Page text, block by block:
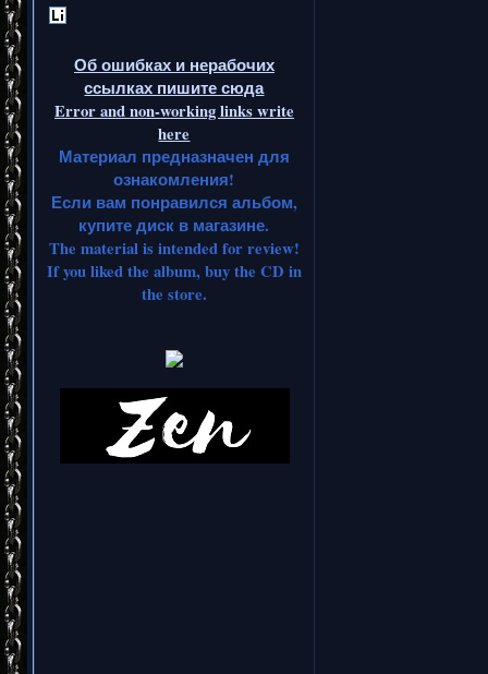
Об ошибках и нерабочих
ссылках пишите сюда
Error and non-working links write
here
Материал предназначен для
ознакомления!
Если вам понравился альбом,
купите диск в магазине.
The material is intended for review!
If you liked the album, buy the CD in
the store.